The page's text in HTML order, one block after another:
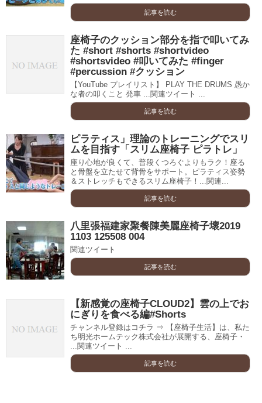
記事を読む
座椅子のクッション部分を指で叩いてみ
た #short #shorts #shortvideo
#shortsvideo #叩いてみた #finger
#percussion #クッション
【YouTube プレイリスト】 PLAY THE DRUMS 愚か
な者の叩くこと 発車 ...関連ツイート ...
記事を読む
ピラティス」理論のトレーニングでスリ
ムを目指す「スリム座椅子 ピラトレ」
座り心地が良くて、普段くつろぐよりもラク！座る
と骨盤を立たせて背骨をサポート。ピラティス姿勢
＆ストレッチもできるスリム座椅子！...関連...
記事を読む
八里張福建家聚餐陳美麗座椅子壞2019
1103 125508 004
関連ツイート
記事を読む
【新感覚の座椅子CLOUD2】雲の上でお
にぎりを食べる編#Shorts
チャンネル登録はコチラ ⇒ 【座椅子生活】は、私た
ち明光ホームテック株式会社が展開する、座椅子・
...関連ツイート ...
記事を読む